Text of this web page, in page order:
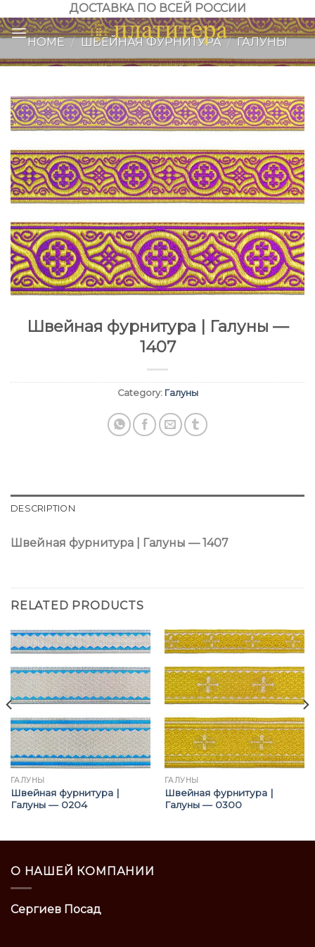
to
content
ДОСТАВКА ПО ВСЕЙ РОССИИ
HOME / ШВЕЙНАЯ ФУРНИТУРА / ГАЛУНЫ
Швейная фурнитура | Галуны —
1407
Category: Галуны
DESCRIPTION
Швейная фурнитура | Галуны — 1407
RELATED PRODUCTS
ГАЛУНЫ
Швейная фурнитура |
Галуны — 0204
ГАЛУНЫ
Швейная фурнитура |
Галуны — 0300
О НАШЕЙ КОМПАНИИ
Сергиев Посад